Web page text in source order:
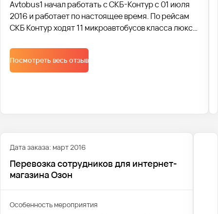
Avtobus1 начал работать с СКБ-Контур с 01 июля
2016 и работает по настоящее время. По рейсам
СКБ Контур ходят 11 микроавтобусов класса люкс:
микроавтобусов ездят утром и вечером.
Ежедневно перевозится порядка 470 человек.
Нашей компанией было разработано мобильное
Посмотреть весь отзыв
Дата заказа: март 2016
Перевозка сотрудников для интернет-
магазина Озон
Особенность мероприятия